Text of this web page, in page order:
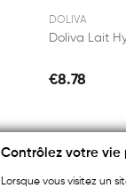
DOLIVA
€8.78
Contrôlez votre vie
Lorsque vous visitez un